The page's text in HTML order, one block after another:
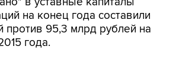
против 95,3 млрд рублей на
года.